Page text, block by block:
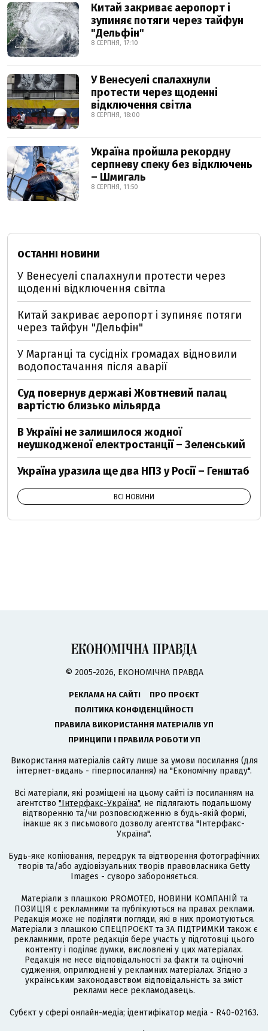
Китай закриває аеропорт і
зупиняє потяги через тайфун
"Дельфін"
8 СЕРПНЯ, 17:10
У Венесуелі спалахнули
протести через щоденні
відключення світла
8 СЕРПНЯ, 18:00
Україна пройшла рекордну
серпневу спеку без відключень
– Шмигаль
8 СЕРПНЯ, 11:50
ОСТАННІ НОВИНИ
У Венесуелі спалахнули протести через
щоденні відключення світла
Китай закриває аеропорт і зупиняє потяги
через тайфун "Дельфін"
У Марганці та сусідніх громадах відновили
водопостачання після аварії
Суд повернув державі Жовтневий палац
вартістю близько мільярда
В Україні не залишилося жодної
неушкодженої електростанції – Зеленський
Україна уразила ще два НПЗ у Росії – Генштаб
ВСІ НОВИНИ
© 2005-2026, ЕКОНОМІЧНА ПРАВДА
РЕКЛАМА НА САЙТІ
ПРО ПРОЄКТ
ПОЛІТИКА КОНФІДЕНЦІЙНОСТІ
ПРАВИЛА ВИКОРИСТАННЯ МАТЕРІАЛІВ УП
ПРИНЦИПИ І ПРАВИЛА РОБОТИ УП
Використання матеріалів сайту лише за умови посилання (для
інтернет-видань - гіперпосилання) на "Економічну правду".
Всі матеріали, які розміщені на цьому сайті із посиланням на
агентство "Інтерфакс-Україна", не підлягають подальшому
відтворенню та/чи розповсюдженню в будь-якій формі,
інакше як з письмового дозволу агентства "Інтерфакс-
Україна".
Будь-яке копіювання, передрук та відтворення фотографічних
творів та/або аудіовізуальних творів правовласника Getty
Images - суворо забороняється.
Матеріали з плашкою PROMOTED, НОВИНИ КОМПАНІЙ та
ПОЗИЦІЯ є рекламними та публікуються на правах реклами.
Редакція може не поділяти погляди, які в них промотуються.
Матеріали з плашкою СПЕЦПРОЄКТ та ЗА ПІДТРИМКИ також є
рекламними, проте редакція бере участь у підготовці цього
контенту і поділяє думки, висловлені у цих матеріалах.
Редакція не несе відповідальності за факти та оціночні
судження, оприлюднені у рекламних матеріалах. Згідно з
українським законодавством відповідальність за зміст
реклами несе рекламодавець.
Cубєкт у сфері онлайн-медіа; ідентифікатор медіа - R40-02163.